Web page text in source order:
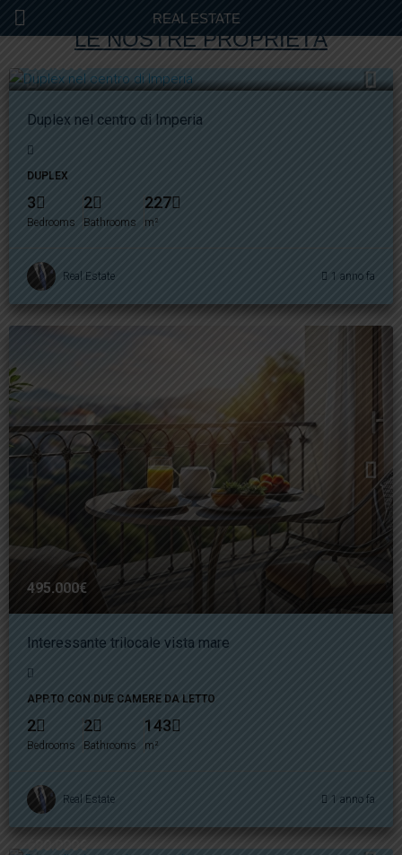
REAL ESTATE
LE NOSTRE PROPRIETÀ
650.000€
Duplex nel centro di Imperia
DUPLEX
3
Bedrooms
2
Bathrooms
227
m²
Real Estate 1 anno fa
495.000€
Interessante trilocale vista mare
APP.TO CON DUE CAMERE DA LETTO
2
Bedrooms
2
Bathrooms
143
m²
Real Estate 1 anno fa
680.000€